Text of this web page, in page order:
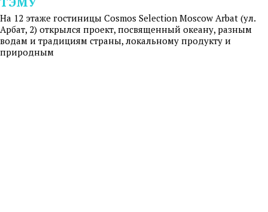
На 12 этаже гостиницы Cosmos Selection Moscow Arbat (ул.
Арбат, 2) открылся проект, посвященный океану, разным
водам и традициям страны, локальному продукту и
природным